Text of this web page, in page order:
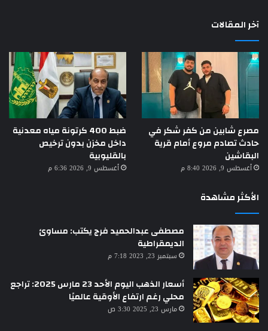
آخر المقالات
مصرع شابين من كفر شكر في
حادث تصادم مروع أمام قرية
البقاشين
أغسطس 9, 2026 8:40 م
ضبط 400 كرتونة مياه معدنية
داخل مخزن بدون ترخيص
بالقليوبية
أغسطس 9, 2026 6:36 م
الأكثر مشاهدة
مصطفى عبدالحميد فرج يكتب: مساوئ
الديمقراطية
سبتمبر 23, 2023 7:18 م
أسعار الذهب اليوم الأحد 23 مارس 2025: تراجع
محلي رغم ارتفاع الأوقية عالميًا
مارس 23, 2025 3:30 ص